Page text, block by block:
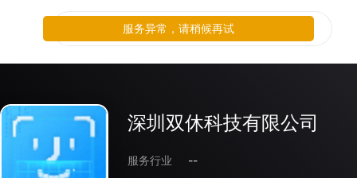
深圳双休科技有限公司
服务行业
--
服务异常，请稍候再试